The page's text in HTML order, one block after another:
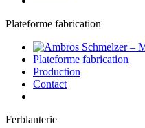
Plateforme fabrication
Plateforme fabrication
Production
Contact
Ferblanterie